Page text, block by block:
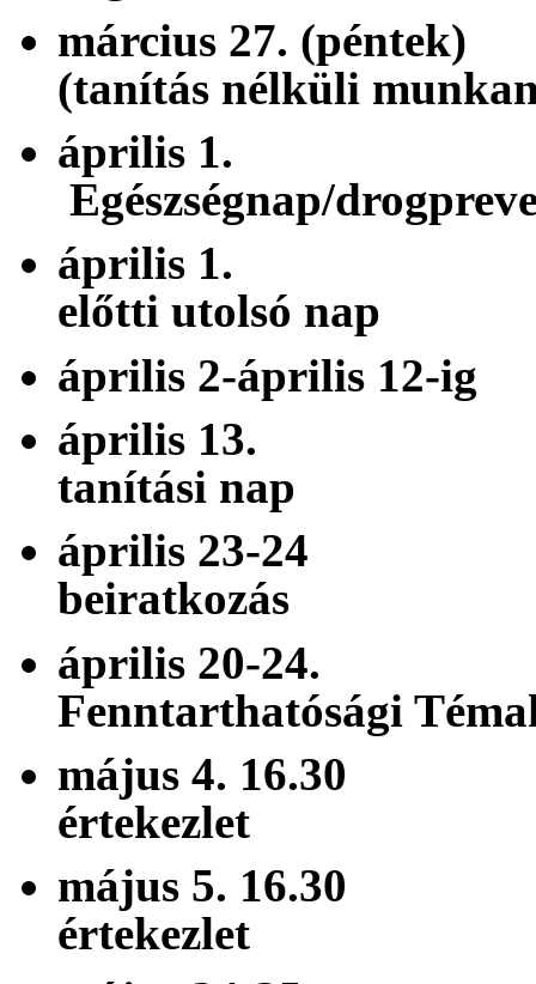
március 27.
(tanítás nélküli
Egészségnap/
április 1.
előtti utolsó nap
április 2-április
április 13.
tanítási nap
április 23-
beiratkozás
április
Fenntarthatósági
május 4.
értekezlet
május 5.
értekezlet